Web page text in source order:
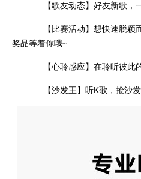
【歌友动态】好友新歌，
【比赛活动】想快速脱颖
奖品等着你哦~
【心聆感应】在聆听彼此
【沙发王】听K歌，抢沙发